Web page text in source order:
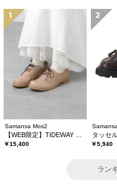
1
Samansa Mos2
￥15,400
2
タッセ
￥5,940
ラン